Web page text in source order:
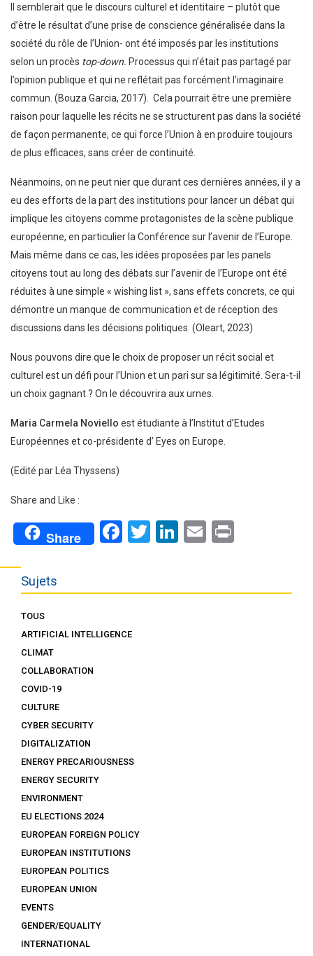
Il semblerait que le discours culturel et identitaire – plutôt que
d’être le résultat d’une prise de conscience généralisée dans la
société du rôle de l’Union- ont été imposés par les institutions
selon un procès top-down. Processus qui n’était pas partagé par
l’opinion publique et qui ne reflétait pas forcément l’imaginaire
commun. (Bouza Garcia, 2017). Cela pourrait être une première
raison pour laquelle les récits ne se structurent pas dans la société
de façon permanente, ce qui force l’Union à en produire toujours
de plus efficaces, sans créer de continuité.
Néanmoins, on ne peut nier que durant ces dernières années, il y a
eu des efforts de la part des institutions pour lancer un débat qui
implique les citoyens comme protagonistes de la scène publique
européenne, en particulier la Conférence sur l’avenir de l’Europe.
Mais même dans ce cas, les idées proposées par les panels
citoyens tout au long des débats sur l’avenir de l’Europe ont été
réduites à une simple « wishing list », sans effets concrets, ce qui
démontre un manque de communication et de réception des
discussions dans les décisions politiques. (Oleart, 2023)
Nous pouvons dire que le choix de proposer un récit social et
culturel est un défi pour l’Union et un pari sur sa légitimité. Sera-t-il
un choix gagnant ? On le découvrira aux urnes.
Maria Carmela Noviello est étudiante à l’Institut d’Etudes
Européennes et co-présidente d’ Eyes on Europe.
(Edité par Léa Thyssens)
Share and Like :
Share Facebook
Twitter
LinkedIn
Email
Sujets
TOUS
ARTIFICIAL INTELLIGENCE
CLIMAT
COLLABORATION
COVID-19
CULTURE
CYBER SECURITY
DIGITALIZATION
ENERGY PRECARIOUSNESS
ENERGY SECURITY
ENVIRONMENT
EU ELECTIONS 2024
EUROPEAN FOREIGN POLICY
EUROPEAN INSTITUTIONS
EUROPEAN POLITICS
EUROPEAN UNION
EVENTS
GENDER/EQUALITY
INTERNATIONAL